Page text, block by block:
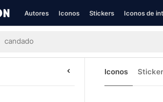
Autores Iconos Stickers Iconos de
Iconos